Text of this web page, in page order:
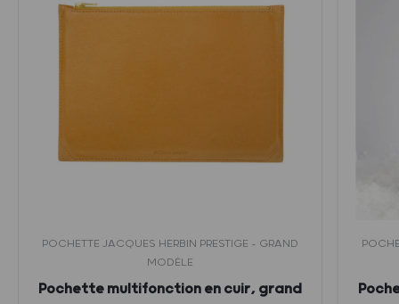
POCHETTE JACQUES HERBIN PRESTIGE - GRAND
MODÈLE
Pochette multifonction en cuir, grand